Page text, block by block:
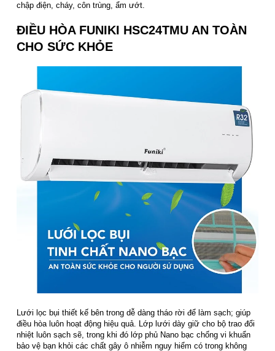
chập điện, cháy, côn trùng, ẩm ướt.
ĐIỀU HÒA FUNIKI HSC24TMU AN TOÀN
CHO SỨC KHỎE
Lưới lọc bụi thiết kế bên trong dễ dàng tháo rời để làm sạch; giúp
điều hòa luôn hoạt động hiệu quả. Lớp lưới dày giữ cho bộ trao đổi
nhiệt luôn sạch sẽ, trong khi đó lớp phủ Nano bạc chống vi khuẩn
bảo vệ bạn khỏi các chất gây ô nhiễm nguy hiểm có trong không